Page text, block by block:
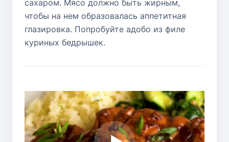
сахаром. Мясо должно быть жирным,
чтобы на нем образовалась аппетитная
глазировка. Попробуйте адобо из филе
куриных бедрышек.